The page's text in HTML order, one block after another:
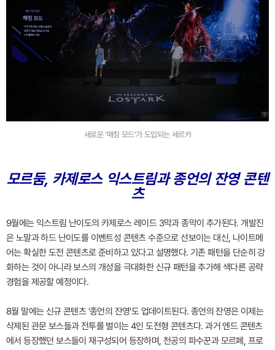
새로운 '매칭 모드'가 도입되는 세르카
모르둠, 카제로스 익스트림과 종언의 잔영 콘텐
츠
9월에는 익스트림 난이도의 카제로스 레이드 3막과 종막이 추가된다. 개발진
은 노말과 하드 난이도를 이벤트성 콘텐츠 수준으로 선보이는 대신, 나이트메
어는 확실한 도전 콘텐츠로 준비하고 있다고 설명했다. 기존 패턴을 단순히 강
화하는 것이 아니라 보스의 개성을 극대화한 신규 패턴을 추가해 색다른 공략
경험을 제공할 예정이다.
8월 말에는 신규 콘텐츠 '종언의 잔영'도 업데이트된다. 종언의 잔영은 이제는
삭제된 관문 보스들과 전투를 벌이는 4인 도전형 콘텐츠다. 과거 엔드 콘텐츠
에서 등장했던 보스들이 재구성되어 등장하며, 천공의 파수꾼과 모르페, 프로